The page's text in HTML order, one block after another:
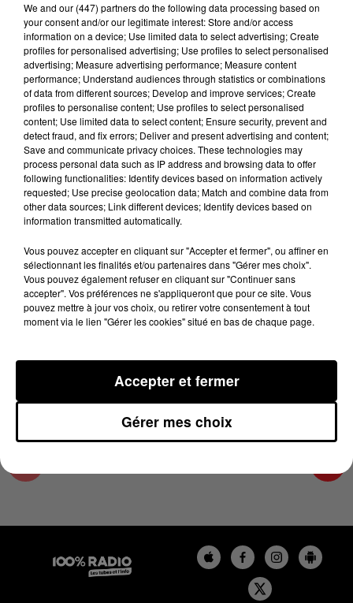
Lecture (1 min 24 sec)
100%
100% Radio l'agenda du Pays catalans
26 juin 2025 - 1 min 24 sec
L'AGENDA DU PAYS CATALANS DU 26/06/2025
À 11H00
L'agenda du Pays catalan
We and our (447) partnersdo the following data processing based on
your consent and/or our legitimate interest: Store and/or access
information on a device; Use limited data to select advertising; Create
profiles for personalised advertising; Use profiles to select personalised
advertising; Measure advertising performance; Measure content
performance; Understand audiences through statistics or combinations
of data from different sources; Develop and improve services; Create
profiles to personalise content; Use profiles to select personalised
content; Use limited data to select content; Ensure security, prevent and
detect fraud, and fix errors; Deliver and present advertising and content;
Save and communicate privacy choices. These technologies may
process personal data such as IP address and browsing data to offer
following functionalities: Identify devices based on information actively
requested; Use precise geolocation data; Match and combine data from
other data sources; Link different devices; Identify devices based on
information transmitted automatically.
Vous pouvez accepter en cliquant sur "Accepter et fermer", ou affiner en
sélectionnant les finalités et/ou partenaires dans "Gérer mes choix".
Vous pouvez également refuser en cliquant sur "Continuer sans
accepter". Vos préférences ne s'appliqueront que pour ce site. Vous
pouvez mettre à jour vos choix, ou retirer votre consentement à tout
moment via le lien "Gérer les cookies" situé en bas de chaque page.
Gérer mes choix
Accepter et fermer